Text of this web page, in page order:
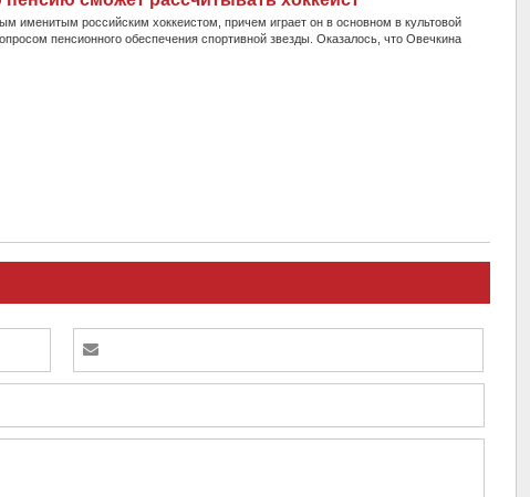
именитым российским хоккеистом, причем играет он в основном в культовой
пенсионного обеспечения спортивной звезды. Оказалось, что Овечкина